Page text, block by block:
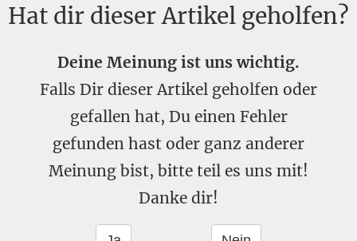
Hat dir dieser Artikel geholfen?
Deine Meinung ist uns wichtig.
Falls Dir dieser Artikel geholfen oder
gefallen hat, Du einen Fehler
gefunden hast oder ganz anderer
Meinung bist, bitte teil es uns mit!
Danke dir!